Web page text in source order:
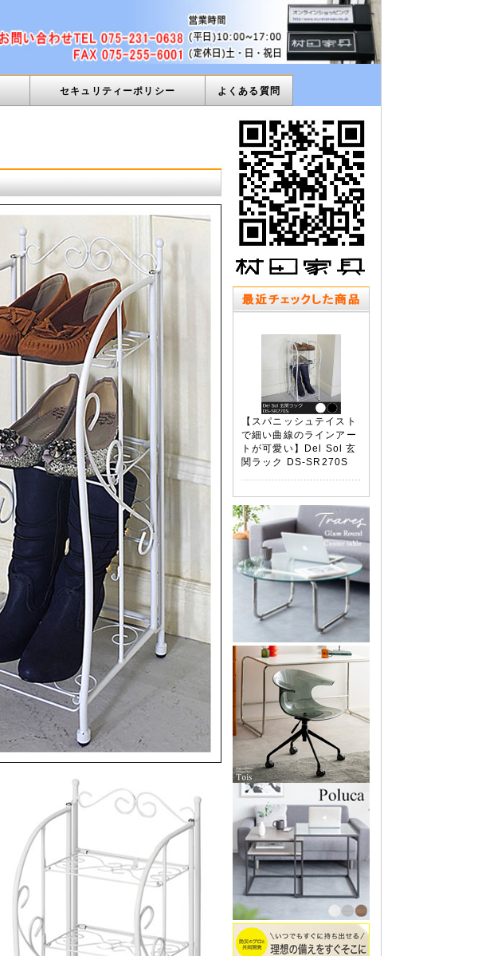
セキュリティーポリシー よくある質問
【スパニッシュテイスト
で細い曲線のラインアー
トが可愛い】Del Sol 玄
関ラック DS-SR270S